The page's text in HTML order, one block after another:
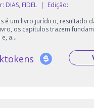
DIAS, FIDEL |
Edição:
é um livro jurídico, resultado
os capítulos trazem
a...